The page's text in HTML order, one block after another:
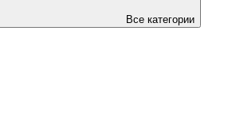
Все категории